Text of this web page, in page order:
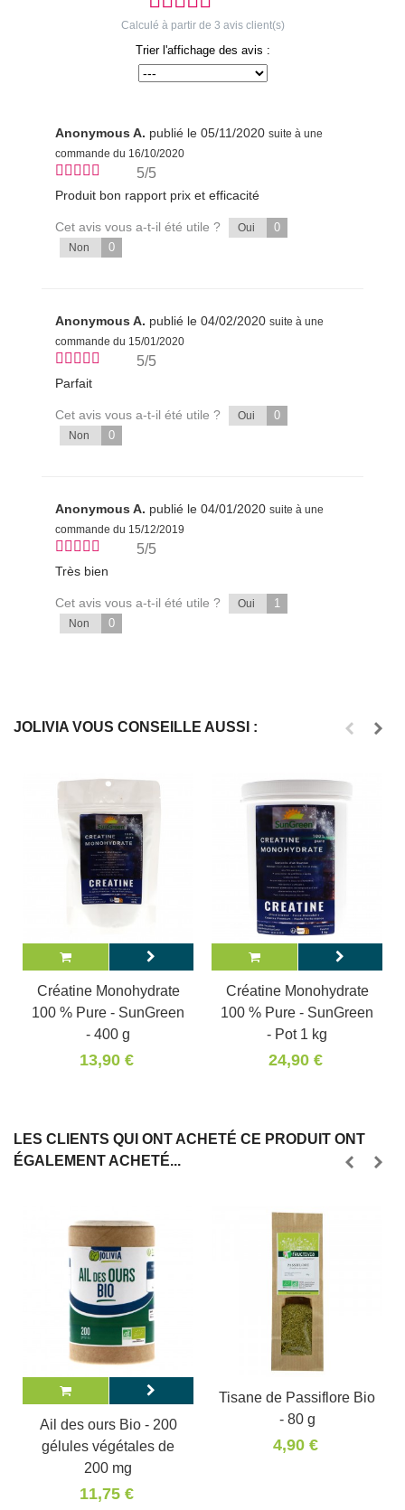
Calculé à partir de 3 avis client(s)
Trier l'affichage des avis :
Anonymous A. publié le 05/11/2020 suite à une
commande du 16/10/2020
5/5
Produit bon rapport prix et efficacité
Cet avis vous a-t-il été utile ? Oui 0
Non 0
Anonymous A. publié le 04/02/2020 suite à une
commande du 15/01/2020
5/5
Parfait
Cet avis vous a-t-il été utile ? Oui 0
Non 0
Anonymous A. publié le 04/01/2020 suite à une
commande du 15/12/2019
5/5
Très bien
Cet avis vous a-t-il été utile ? Oui 1
Non 0
JOLIVIA VOUS CONSEILLE AUSSI :
Créatine Monohydrate
100 % Pure - SunGreen
- 400 g
13,90 €
Créatine Monohydrate
100 % Pure - SunGreen
- Pot 1 kg
24,90 €
LES CLIENTS QUI ONT ACHETÉ CE PRODUIT ONT
ÉGALEMENT ACHETÉ...
Ail des ours Bio - 200
gélules végétales de
200 mg
11,75 €
Tisane de Passiflore Bio
- 80 g
4,90 €